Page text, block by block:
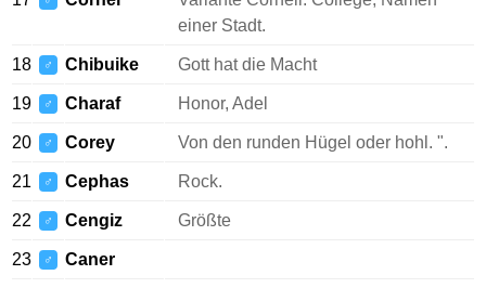
einer Stadt.
18 ♂ Chibuike Gott hat die Macht
19 ♂ Charaf Honor, Adel
20 ♂ Corey Von den runden Hügel oder hohl. ".
21 ♂ Cephas Rock.
22 ♂ Cengiz Größte
23 ♂ Caner